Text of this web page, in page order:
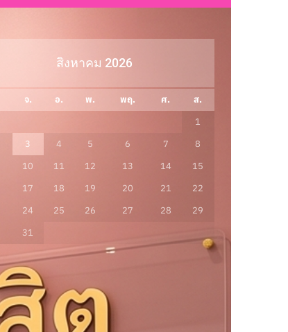
สิงหาคม 2026
จ. อ. พ. พฤ. ศ.
ส.
1
3 4 5 6 7
8
10 11 12 13 14
15
17 18 19 20 21
22
24 25 26 27 28
29
31